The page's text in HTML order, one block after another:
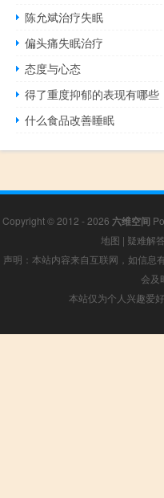
陈允斌治疗失眠
偏头痛失眠治疗
态度与心态
得了重度抑郁的表现有哪些
什么食品改善睡眠
Copyright © 2012 - 2026 六维空间
地图 | 疑难解答
声明：本站内容来自互联网，如信息
会及
本站仅为个人兴趣爱